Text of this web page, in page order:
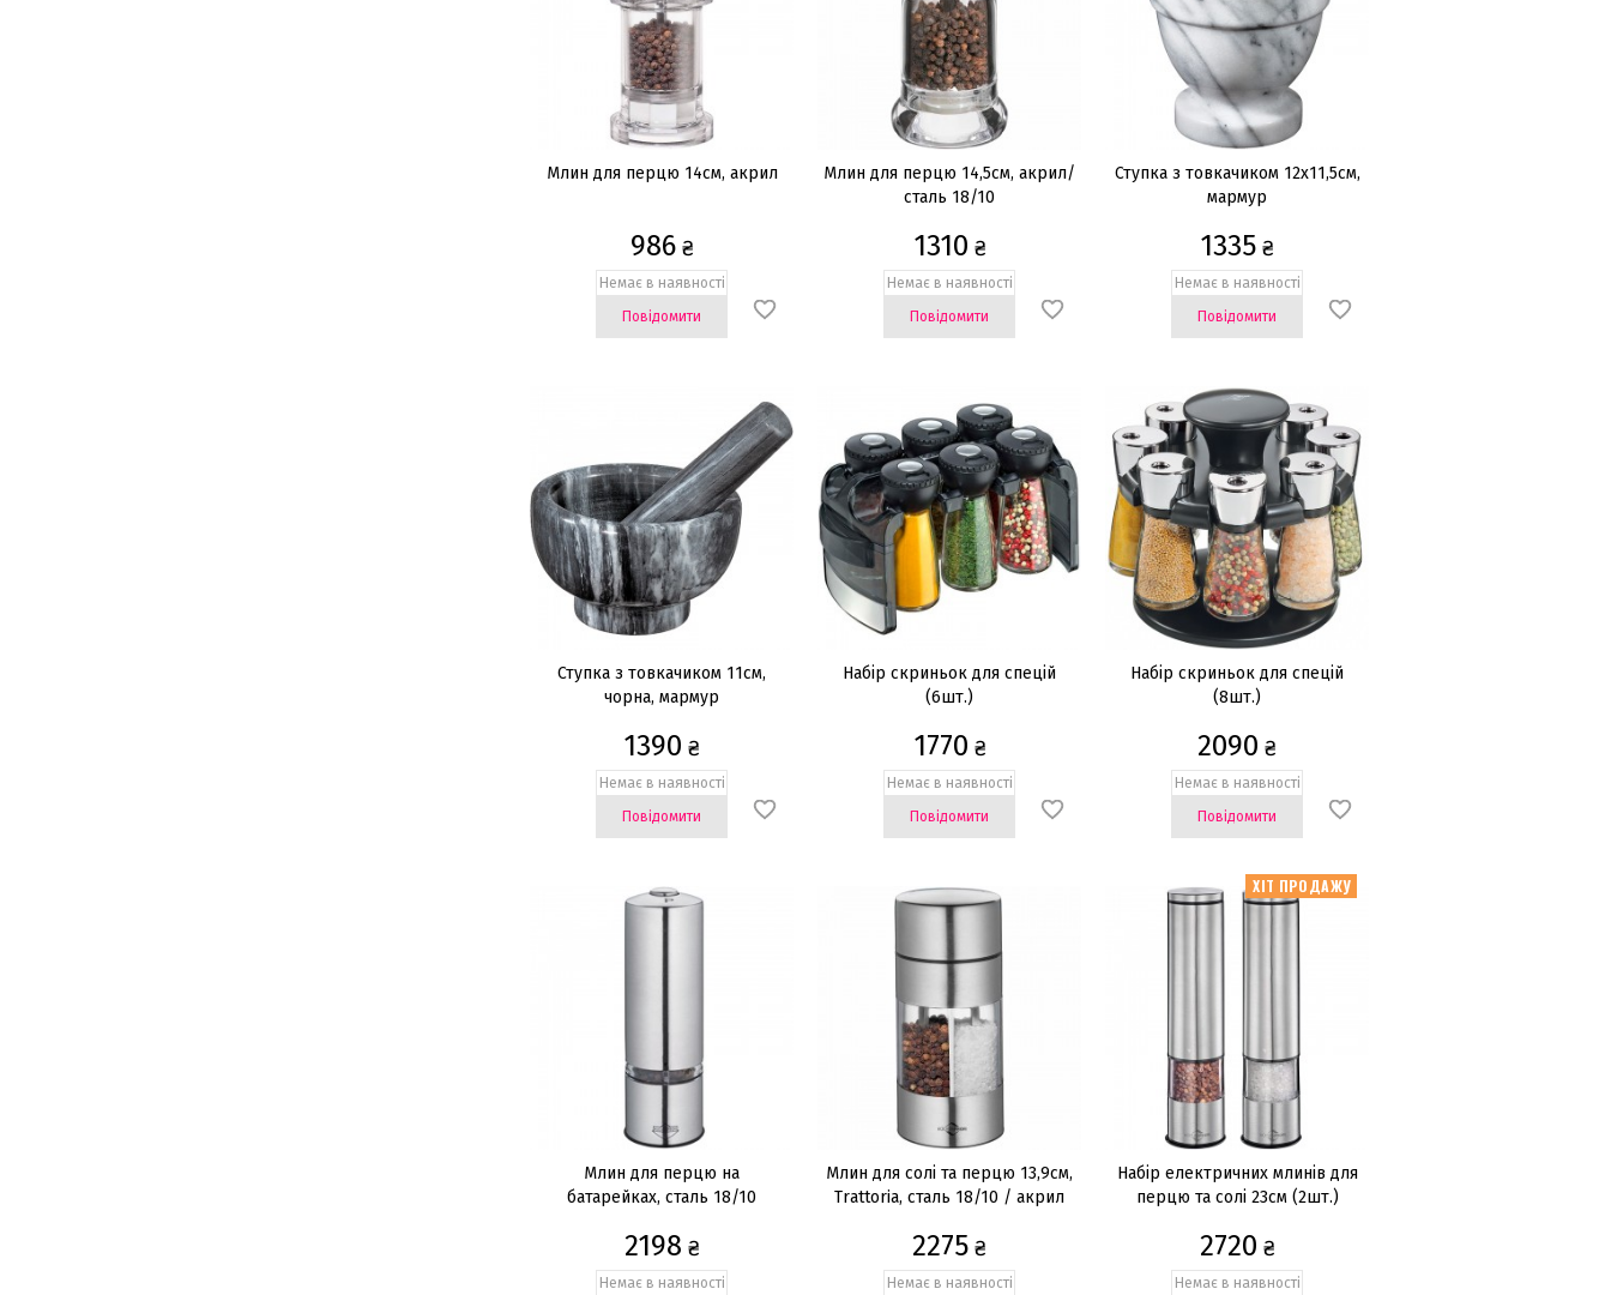
Млин для перцю 14см, акрил
986₴
Немає в наявності
Повідомити
Млин для перцю 14,5см, акрил/
сталь 18/10
1310 ₴
Немає в наявності
Повідомити
Ступка з товкачиком 12х11,5см,
мармур
1335 ₴
Немає в наявності
Повідомити
Ступка з товкачиком 11см,
чорна, мармур
1390 ₴
Немає в наявності
Повідомити
Набір скриньок для спецій
(6шт.)
1770 ₴
Немає в наявності
Повідомити
Набір скриньок для спецій
(8шт.)
2090 ₴
Немає в наявності
Повідомити
Млин для перцю на
батарейках, сталь 18/10
2198 ₴
Немає в наявності
Млин для солі та перцю 13,9см,
Trattoria, сталь 18/10 / акрил
2275 ₴
Немає в наявності
ХІТ ПРОДАЖУ
Набір електричних млинів для
перцю та солі 23см (2шт.)
2720 ₴
Немає в наявності